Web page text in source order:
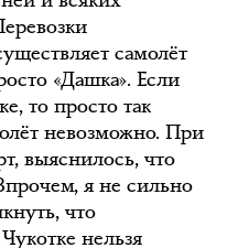
самолёт
«Дашка». Если
то просто так
невозможно. При
выяснилось, что
я не сильно
что
нельзя